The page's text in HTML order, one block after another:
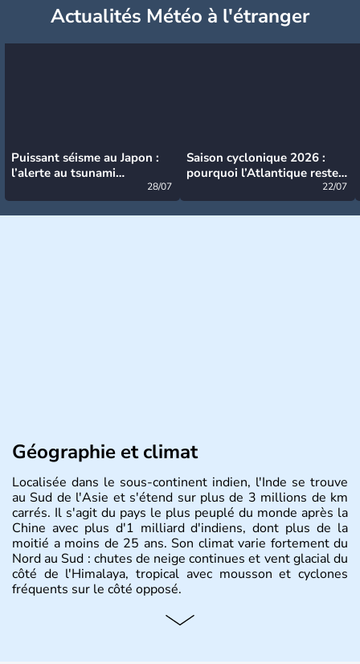
Actualités Météo à l'étranger
Puissant séisme au Japon :
l’alerte au tsunami
28/07
Saison cyclonique 2026 :
pourquoi l’Atlantique reste
22/07
Géographie et climat
Localisée dans le sous-continent indien, l'Inde se trouve
au Sud de l'Asie et s'étend sur plus de 3 millions de km
carrés. Il s'agit du pays le plus peuplé du monde après la
Chine avec plus d'1 milliard d'indiens, dont plus de la
moitié a moins de 25 ans. Son climat varie fortement du
Nord au Sud : chutes de neige continues et vent glacial du
côté de l'Himalaya, tropical avec mousson et cyclones
fréquents sur le côté opposé.
Histoire et administration